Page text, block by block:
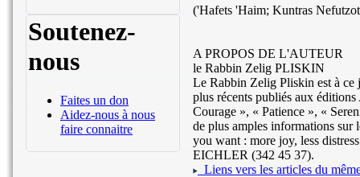
Soutenez-
nous
Faites un don
Aidez-nous à nous
faire connaitre
('Hafets 'Haim; Kuntras
A PROPOS DE L'AUTEUR
le Rabbin Zelig PLISKIN
Le Rabbin Zelig Pliskin est à ce
plus récents publiés aux
Courage », « Patience », «
de plus amples informations sur
you want : more joy, less
EICHLER (342 45 37).
Liens vers les articles du